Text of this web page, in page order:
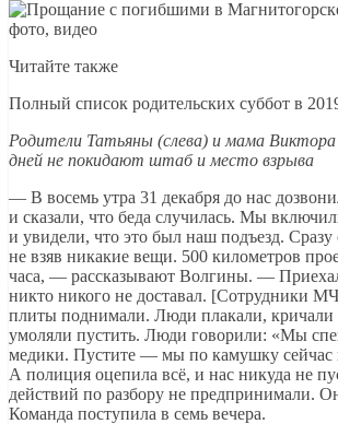
Читайте также
Полный список родительских суббот в
Родители Татьяны (слева) и мама
дней не покидают штаб и место взрыва
— В восемь утра 31 декабря до нас
и сказали, что беда случилась. Мы
и увидели, что это был наш подъезд. Сразу
не взяв никакие вещи. 500 километров
часа, — рассказывают Волгины. —
никто никого не доставал. [Сотрудники
плиты поднимали. Люди плакали, кричали
умоляли пустить. Люди говорили: «Мы
медики. Пустите — мы по камушку сейчас
А полиция оцепила всё, и нас никуда не
действий по разбору не предпринимали.
Команда поступила в семь вечера.